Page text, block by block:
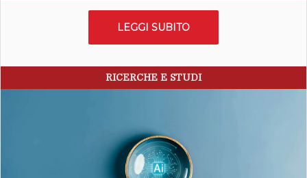
LEGGI SUBITO
RICERCHE E STUDI